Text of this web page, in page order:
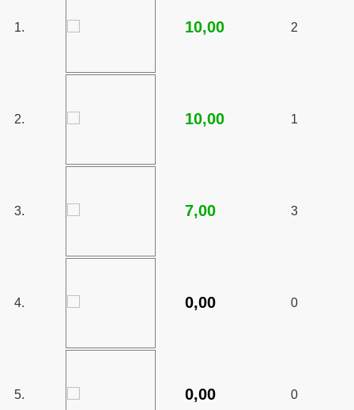
1. 10,00 2
2. 10,00 1
3. 7,00 3
4. 0,00 0
5. 0,00 0